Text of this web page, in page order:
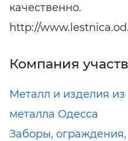
качественно.
http://
Компания
Металл и изделия из
металла Одесса
Заборы, ограждения,